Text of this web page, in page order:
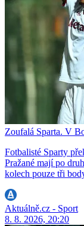
Zoufalá Sparta. V
Fotbalisté Sparty
Pražané mají po
kolech pouze tři
Aktuálně.cz - Sport
8. 8. 2026, 20:20